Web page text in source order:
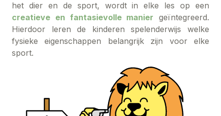
het dier en de sport, wordt in elke les op een
creatieve en fantasievolle manier geïntegreerd.
Hierdoor leren de kinderen spelenderwijs welke
fysieke eigenschappen belangrijk zijn voor elke
sport.